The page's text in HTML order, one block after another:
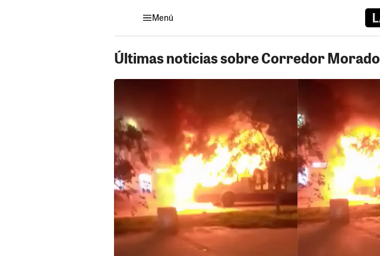
Menú
Últimas noticias sobre Corredor Morado